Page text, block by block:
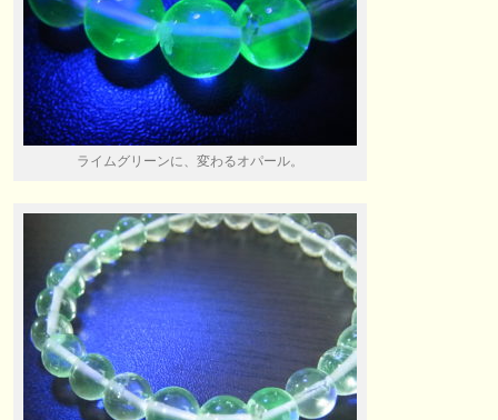
ライムグリーンに、変わるオパール。